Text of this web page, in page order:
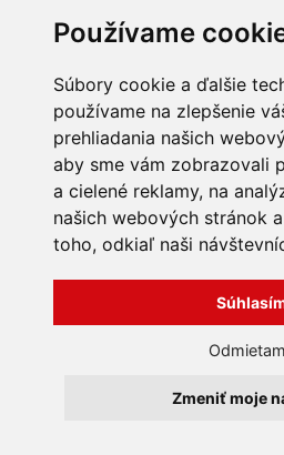
Používame
Súbory cookie a ďalšie
používame na zlepšenie
prehliadania našich
aby sme vám zobrazovali
a cielené reklamy, na
našich webových stránok
toho, odkiaľ naši
Odmietam
Zmeniť moje
INFORMÁCIE
O nás
Kontakty